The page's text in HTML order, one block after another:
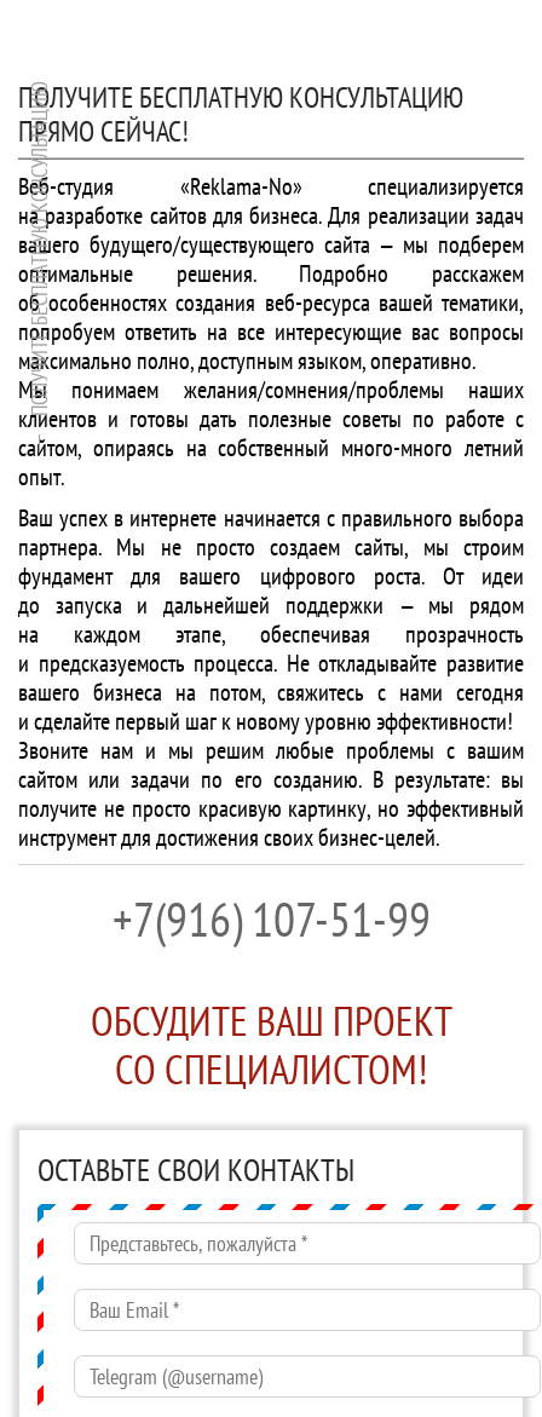
ПОЛУЧИТЕ БЕСПЛАТНУЮ КОНСУЛЬТАЦИЮ
ПРЯМО СЕЙЧАС!
Веб-студия «Reklama-No» специализируется
на разработке сайтов для бизнеса. Для реализации задач
вашего будущего/существующего сайта — мы подберем
оптимальные решения. Подробно расскажем
об особенностях создания веб-ресурса вашей тематики,
попробуем ответить на все интересующие вас вопросы
максимально полно, доступным языком, оперативно.
Мы понимаем желания/сомнения/проблемы наших
клиентов и готовы дать полезные советы по работе с
сайтом, опираясь на собственный много-много летний
опыт.
Ваш успех в интернете начинается с правильного выбора
партнера. Мы не просто создаем сайты, мы строим
фундамент для вашего цифрового роста. От идеи
до запуска и дальнейшей поддержки — мы рядом
на каждом этапе, обеспечивая прозрачность
и предсказуемость процесса. Не откладывайте развитие
вашего бизнеса на потом, свяжитесь с нами сегодня
и сделайте первый шаг к новому уровню эффективности!
Звоните нам и мы решим любые проблемы с вашим
сайтом или задачи по его созданию. В результате: вы
получите не просто красивую картинку, но эффективный
инструмент для достижения своих бизнес-целей.
+7(916) 107-51-99
ОБСУДИТЕ ВАШ ПРОЕКТ
СО СПЕЦИАЛИСТОМ!
ОСТАВЬТЕ СВОИ КОНТАКТЫ
Представьтесь, пожалуйста
Ваш Email *
Telegram (@username)
ПОЛУЧИТЕ БЕСПЛАТНУЮ КОНСУЛЬТАЦИЮ